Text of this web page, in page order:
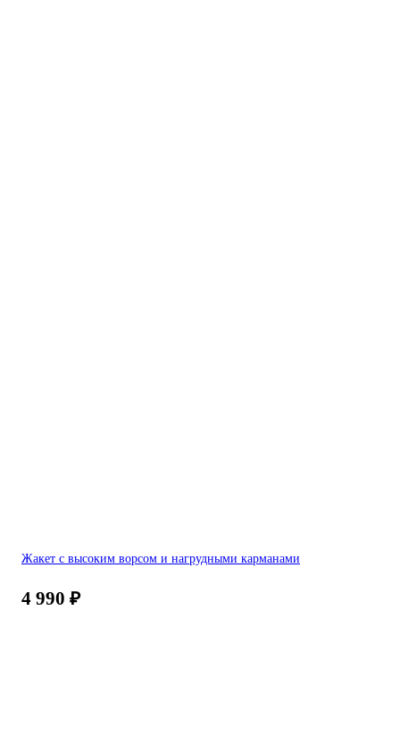
Жакет с высоким ворсом и нагрудными карманами
4 990 ₽